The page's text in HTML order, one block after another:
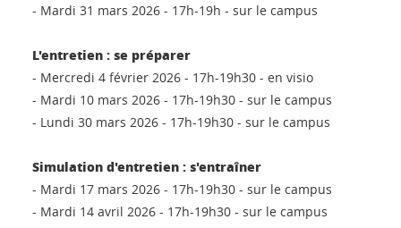
- Mardi 31 mars 2026 - 17h-19h - sur le campus
L'entretien : se préparer
- Mercredi 4 février 2026 - 17h-19h30 - en visio
- Mardi 10 mars 2026 - 17h-19h30 - sur le campus
- Lundi 30 mars 2026 - 17h-19h30 - sur le campus
Simulation d'entretien : s'entraîner
- Mardi 17 mars 2026 - 17h-19h30 - sur le campus
- Mardi 14 avril 2026 - 17h-19h30 - sur le campus